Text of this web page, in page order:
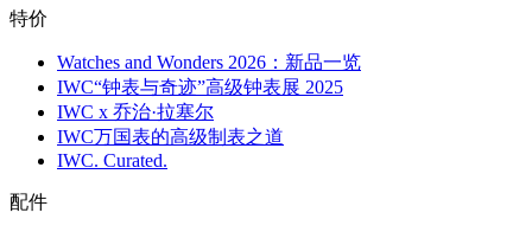
特价
Watches and Wonders 2026：新品一览
IWC“钟表与奇迹”高级钟表展 2025
IWC x 乔治·拉塞尔
IWC万国表的高级制表之道
IWC. Curated.
配件